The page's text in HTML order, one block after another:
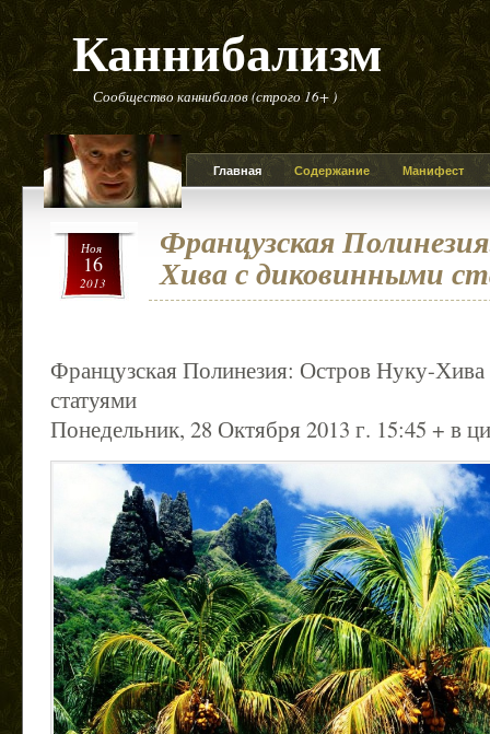
Каннибализм
Сообщество каннибалов (строго 16+ )
Главная Содержание Манифест
Ноя
16
2013
Французская
Хива с диковинными
Французская Полинезия: Остров Нуку-
статуями
Понедельник, 28 Октября 2013 г. 15:45 + в